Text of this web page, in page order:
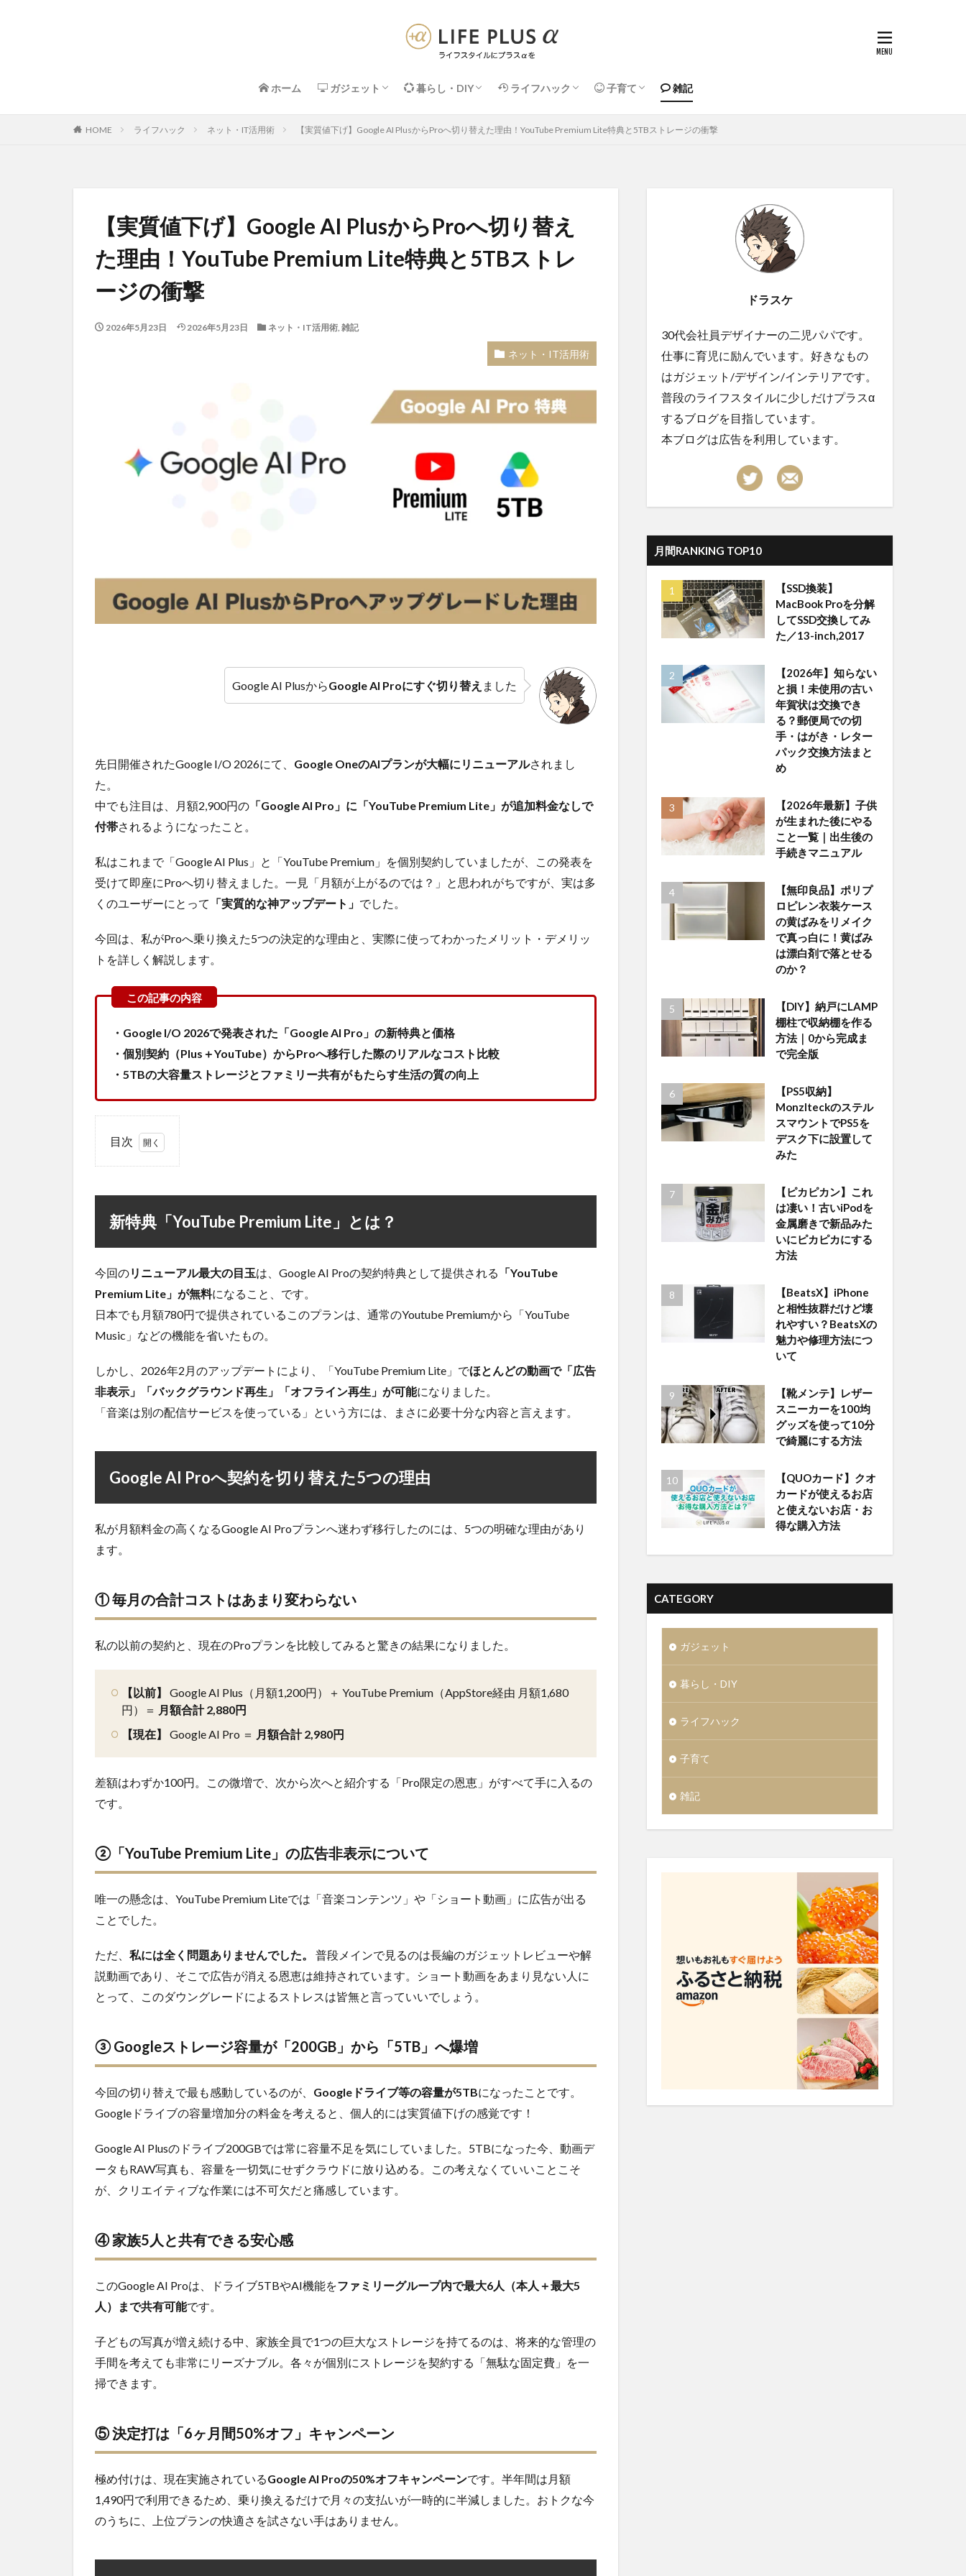
ホーム ガジェット
Apple関連
PC周辺機器
デスク・便利アイテム
暮らし・DIY
DIY・メンテナンス
収納・掃除
インテリア・家具
暮らしの＋α術
ライフハック
ネット・IT活用術
マネー・サブスク
健康・セルフケア
子育て
子供の収納・道具
知育・おもちゃ
雑記
HOME ライフハック ネット・IT活用術 【実質値下げ】Google AI PlusからProへ切り替えた理由！YouTube Premium Lite特典と5TBストレージの衝撃
【実質値下げ】Google AI PlusからProへ切り替え
た理由！YouTube Premium Lite特典と5TBストレ
ージの衝撃
2026年5月23日 2026年5月23日 ネット・IT活用術, 雑記
ネット・IT活用術
Google AI PlusからGoogle AI Proにすぐ切り替え ました
先日開催されたGoogle I/O 2026にて、 Google OneのAIプランが大幅にリニューアルされまし
た。
中でも注目は、月額2,900円の 「Google AI Pro」に「YouTube Premium Lite」が追加料金なしで
付帯されるようになったこと。
私はこれまで「Google AI Plus」と「YouTube Premium」を個別契約していましたが、この発表を
受けて即座にProへ切り替えました。一見「月額が上がるのでは？」と思われがちですが、実は多
くのユーザーにとって 「実質的な神アップデート」 でした。
今回は、私がProへ乗り換えた5つの決定的な理由と、実際に使ってわかったメリット・デメリッ
トを詳しく解説します。
・Google I/O 2026で発表された「Google AI Pro」の新特典と価格
・個別契約（Plus＋YouTube）からProへ移行した際のリアルなコスト比較
・5TBの大容量ストレージとファミリー共有がもたらす生活の質の向上
目次
Premium
は？
2
Google
AI Pro
へ契約
を切り
5つの
2.1
① 毎
月の
あま
わら
Lite」の広告
非表示につい
て
2.3
③
量が
「200GB」
「5TB」へ
2.4
族5人
きる
安心
2.5
⑤ 決
は「6
ヶ月
50%
キャ
ンペ
3
ま
とめ｜
AI Plus
の人は
Proへ
アップ
すめ！
新特典「YouTube Premium Lite」とは？
今回のリニューアル最大の目玉は、Google AI Proの契約特典として提供される 「YouTube
Premium Lite」が無料になること、です。
日本でも月額780円で提供されているこのプランは、通常のYoutube Premiumから「YouTube
Music」などの機能を省いたもの。
しかし、2026年2月のアップデートにより、「YouTube Premium Lite」でほとんどの動画で「広告
非表示」「バックグラウンド再生」「オフライン再生」が可能になりました。
「音楽は別の配信サービスを使っている」という方には、まさに必要十分な内容と言えます。
Google AI Proへ契約を切り替えた5つの理由
私が月額料金の高くなるGoogle AI Proプランへ迷わず移行したのには、5つの明確な理由があり
ます。
① 毎月の合計コストはあまり変わらない
私の以前の契約と、現在のProプランを比較してみると驚きの結果になりました。
【以前】
Google AI Plus（月額1,200円）＋ YouTube Premium（AppStore経由 月額1,680
円）＝ 月額合計 2,880円
【現在】
Google AI Pro ＝ 月額合計 2,980円
差額はわずか100円。この微増で、次から次へと紹介する「Pro限定の恩恵」がすべて手に入るの
です。
②「YouTube Premium Lite」の広告非表示について
唯一の懸念は、YouTube Premium Liteでは「音楽コンテンツ」や「ショート動画」に広告が出る
ことでした。
ただ、 私には全く問題ありませんでした。
普段メインで見るのは長編のガジェットレビューや解
説動画であり、そこで広告が消える恩恵は維持されています。ショート動画をあまり見ない人に
とって、このダウングレードによるストレスは皆無と言っていいでしょう。
③ Googleストレージ容量が「200GB」から「5TB」へ爆増
今回の切り替えで最も感動しているのが、 Googleドライブ等の容量が5TBになったことです。
Googleドライブの容量増加分の料金を考えると、個人的には実質値下げの感覚です！
Google AI Plusのドライブ200GBでは常に容量不足を気にしていました。5TBになった今、動画デ
ータもRAW写真も、容量を一切気にせずクラウドに放り込める。この考えなくていいことこそ
が、クリエイティブな作業には不可欠だと痛感しています。
④ 家族5人と共有できる安心感
このGoogle AI Proは、ドライブ5TBやAI機能をファミリーグループ内で最大6人（本人＋最大5
人）まで共有可能です。
子どもの写真が増え続ける中、家族全員で1つの巨大なストレージを持てるのは、将来的な管理の
手間を考えても非常にリーズナブル。各々が個別にストレージを契約する「無駄な固定費」を一
掃できます。
⑤ 決定打は「6ヶ月間50%オフ」キャンペーン
極め付けは、現在実施されているGoogle AI Proの50%オフキャンペーンです。半年間は月額
1,490円で利用できるため、乗り換えるだけで月々の支払いが一時的に半減しました。おトクな今
のうちに、上位プランの快適さを試さない手はありません。
ドラスケ
30代会社員デザイナーの二児パパです。
仕事に育児に励んでいます。好きなもの
はガジェット/デザイン/インテリアです。
普段のライフスタイルに少しだけプラスα
するブログを目指しています。
本ブログは広告を利用しています。
月間RANKING TOP10
【SSD換装】
MacBook Proを分解
してSSD交換してみ
た／13-inch,2017
【2026年】知らない
と損！未使用の古い
年賀状は交換でき
る？郵便局での切
手・はがき・レター
パック交換方法まと
め
【2026年最新】子供
が生まれた後にやる
こと一覧｜出生後の
手続きマニュアル
【無印良品】ポリプ
ロピレン衣装ケース
の黄ばみをリメイク
で真っ白に！黄ばみ
は漂白剤で落とせる
のか？
【DIY】納戸にLAMP
棚柱で収納棚を作る
方法｜0から完成ま
で完全版
【PS5収納】
Monzlteckのステル
スマウントでPS5を
デスク下に設置して
みた
【ピカピカン】これ
は凄い！古いiPodを
金属磨きで新品みた
いにピカピカにする
方法
【BeatsX】iPhone
と相性抜群だけど壊
れやすい？BeatsXの
魅力や修理方法につ
いて
【靴メンテ】レザー
スニーカーを100均
グッズを使って10分
で綺麗にする方法
【QUOカード】クオ
カードが使えるお店
と使えないお店・お
得な購入方法
CATEGORY
ガジェット
暮らし・DIY
ライフハック
子育て
雑記